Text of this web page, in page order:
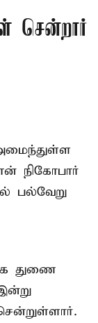
சென்றார்
நிகோபார்
பல்வேறு
துணை